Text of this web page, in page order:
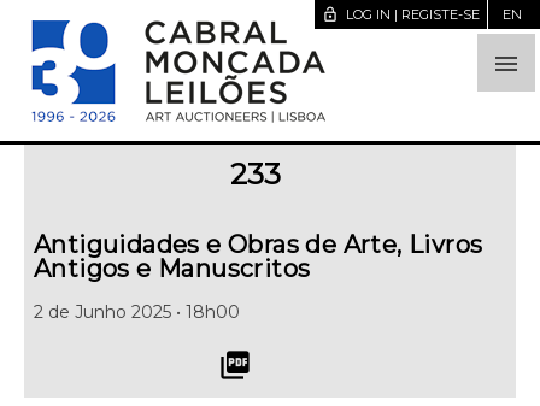

lock_open LOG IN | REGISTE-SE EN
233
Antiguidades e Obras de Arte, Livros
Antigos e Manuscritos
2 de Junho 2025 • 18h00
picture_as_pdf